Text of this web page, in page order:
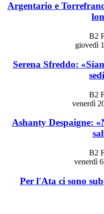
Argentario e
B2
giovedì
Serena Sfreddo:
B2
venerdì
Ashanty Despaigne:
B2
venerdì
Per l'Ata ci sono